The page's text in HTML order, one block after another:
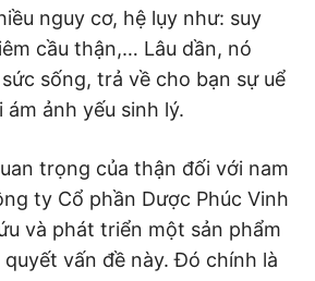
nguy cơ, hệ lụy như: suy
cầu thận,… Lâu dần, nó
sống, trả về cho bạn sự uể
ám ảnh yếu sinh lý.
trọng của thận đối với nam
ty Cổ phần Dược Phúc Vinh
và phát triển một sản phẩm
vấn đề này. Đó chính là